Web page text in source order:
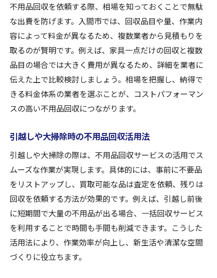
分別で効率アップする不用品回収のコツ
不要品回収と適正処理で環境保護
効率的な不用品回収で手間を削減
不用品回収でエコと時短を両立する方法
買取サービス活用でお得に整理
不用品回収と買取サービスの違いを解説
買取可能な不用品は査定を活用しよう
法
買取サービスを利用した不要品整理術
お得に処分できる不用品回収の選び方
不用品回収と買取の費用対効果を比較
粗大ゴミ回収の手続きポイント集
粗大ゴミの不用品回収手続き徹底解説
入間市で粗大ゴミ回収を依頼する流れ
粗大ゴミ回収の事前準備と注意点まとめ
不用品回収を依頼する際、相場を知っておくことで無駄
な出費を防げます。入間市では、回収品目や量、作業内
容によって料金が異なるため、複数業者から見積もりを
取るのが賢明です。例えば、家具一点だけの回収と複数
品目の場合では大きく費用が異なるため、詳細を業者に
伝えた上で比較検討しましょう。相場を把握し、納得で
きる料金体系の業者を選ぶことが、コストパフォーマン
スの高い不用品回収につながります。
引越しや大掃除時の不用品回収活用法
引越しや大掃除の際は、不用品回収サービスの活用でス
ムーズな作業が実現します。具体的には、事前に不要品
をリストアップし、買取可能な品は査定を依頼、残りは
回収を依頼する方法が効果的です。例えば、引越し前後
に短期間で大量の不用品が出る場合、一括回収サービス
を利用することで時間も手間も削減できます。こうした
活用法により、作業効率が向上し、新生活や清潔な空間
づくりに役立ちます。